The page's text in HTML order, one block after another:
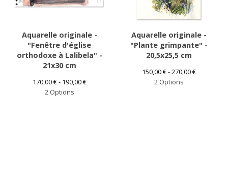
Aquarelle originale -
"Fenêtre d'église
orthodoxe à Lalibela" -
21x30 cm
170,00€- 190,00€
2 Options
Aquarelle originale -
"Plante grimpante" -
20,5x25,5 cm
150,00€- 270,00€
2 Options